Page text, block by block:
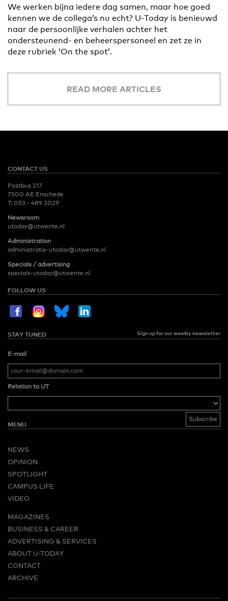
We werken bijna iedere dag samen, maar hoe goed
kennen we de collega’s nu echt? U-Today is benieuwd
naar de persoonlijke verhalen achter het
ondersteunend- en beheerspersoneel en zet ze in
deze rubriek ‘On the spot’.
READ MORE ARTICLES
CONTACT US
Postbus 217
7500 AE Enschede
T: 053 - 489 2029
Newsroom
utoday@utwente.nl
Administration
administratie-utoday@utwente.nl
Specials / advertising
specials-utoday@utwente.nl
FOLLOW US
STAY TUNED Sign up for our weekly newsletter
E-mail
Relation to UT
MENU
NEWS
OPINION
SPOTLIGHT
CAMPUS LIFE
VIDEO
MAGAZINES
BUSINESS & CAREER
ADVERTISING & SERVICES
ABOUT U-TODAY
CONTACT
ARCHIVE